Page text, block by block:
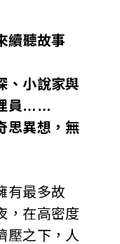
續聽故事
、小說家與
員……
思異想，無
有最多故
，在高密度
壓之下，人